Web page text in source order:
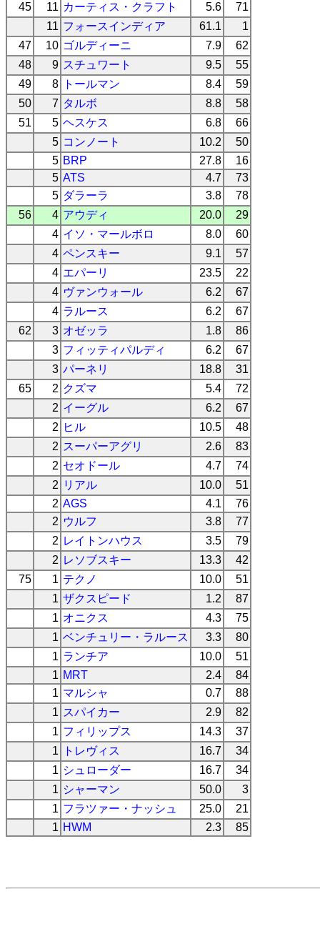
45
11 カーティス・クラフト 5.6
71
11 フォースインディア 61.1
1
47
10 ゴルディーニ 7.9
62
48
9 スチュワート 9.5
55
49
8 トールマン 8.4
59
50
7 タルボ 8.8
58
51
5 ヘスケス 6.8
66
5 コンノート 10.2
50
5 BRP 27.8
16
5 ATS 4.7
73
5 ダラーラ 3.8
78
56
4 アウディ 20.0
29
4 イソ・マールボロ 8.0
60
4 ペンスキー 9.1
57
4 エパーリ 23.5
22
4 ヴァンウォール 6.2
67
4 ラルース 6.2
67
62
3 オゼッラ 1.8
86
3 フィッティパルディ 6.2
67
3 パーネリ 18.8
31
65
2 クズマ 5.4
72
2 イーグル 6.2
67
2 ヒル 10.5
48
2 スーパーアグリ 2.6
83
2 セオドール 4.7
74
2 リアル 10.0
51
2 AGS 4.1
76
2 ウルフ 3.8
77
2 レイトンハウス 3.5
79
2 レソブスキー 13.3
42
75
1 テクノ 10.0
51
1 ザクスピード 1.2
87
1 オニクス 4.3
75
1 ベンチュリー・ラルース 3.3
80
1 ランチア 10.0
51
1 MRT 2.4
84
1 マルシャ 0.7
88
1 スパイカー 2.9
82
1 フィリップス 14.3
37
1
トレヴィス 16.7
34
1 シュローダー 16.7
34
1 シャーマン 50.0
3
1 フラツァー・ナッシュ 25.0
21
1 HWM 2.3 85